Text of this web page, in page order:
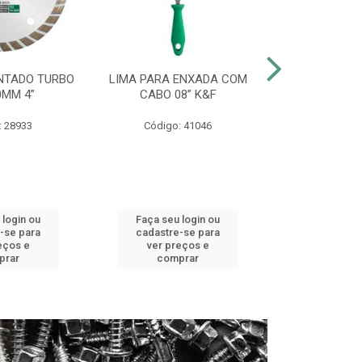
TURBO
4”
28933
login ou
se para
e
LIMA PARA ENXADA COM
CABO 08” K&F
Código: 41046
Faça seu login ou
cadastre-se para
ver preços e
comprar